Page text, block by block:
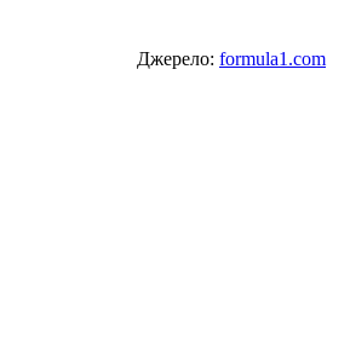
Джерело: formula1.com